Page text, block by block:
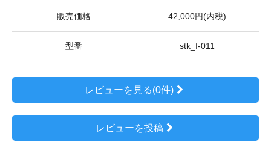
販売価格 42,000円(内税)
型番 stk_f-011
レビューを見る(0件)
レビューを投稿